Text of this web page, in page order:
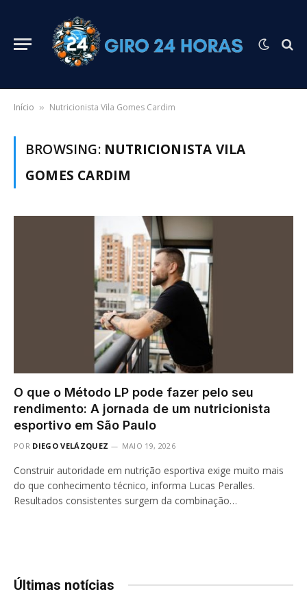
Início » Nutricionista Vila Gomes Cardim
BROWSING: NUTRICIONISTA VILA
GOMES CARDIM
O que o Método LP pode fazer pelo seu
rendimento: A jornada de um nutricionista
esportivo em São Paulo
POR DIEGO VELÁZQUEZ MAIO 19, 2026
Construir autoridade em nutrição esportiva exige muito mais
do que conhecimento técnico, informa Lucas Peralles.
Resultados consistentes surgem da combinação…
Últimas notícias